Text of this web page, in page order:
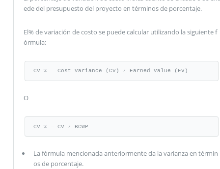
ede del presupuesto del proyecto en términos de porcentaje.
El% de variación de costo se puede calcular utilizando la siguiente f
órmula:
CV % = Cost Variance (CV) ⁄ Earned Value (EV)
O
CV % = CV ⁄ BCWP
La fórmula mencionada anteriormente da la varianza en términ
os de porcentaje.